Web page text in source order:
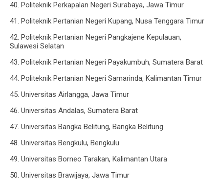
40. Politeknik Perkapalan Negeri Surabaya, Jawa Timur
41. Politeknik Pertanian Negeri Kupang, Nusa Tenggara Timur
42. Politeknik Pertanian Negeri Pangkajene Kepulauan,
Sulawesi Selatan
43. Politeknik Pertanian Negeri Payakumbuh, Sumatera Barat
44. Politeknik Pertanian Negeri Samarinda, Kalimantan Timur
45. Universitas Airlangga, Jawa Timur
46. Universitas Andalas, Sumatera Barat
47. Universitas Bangka Belitung, Bangka Belitung
48. Universitas Bengkulu, Bengkulu
49. Universitas Borneo Tarakan, Kalimantan Utara
50. Universitas Brawijaya, Jawa Timur